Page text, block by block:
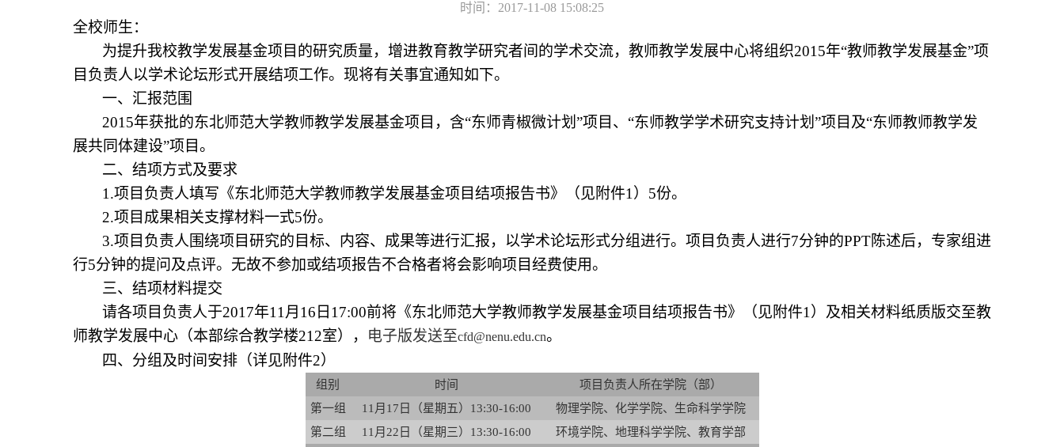
时间：2017-11-08 15:08:25
全校师生：
为提升我校教学发展基金项目的研究质量，增进教育教学研究者间的学术交流，教师教学发展中心将组织2015年“教师教学发展基金”项
目负责人以学术论坛形式开展结项工作。现将有关事宜通知如下。
一、汇报范围
2015年获批的东北师范大学教师教学发展基金项目，含“东师青椒微计划”项目、“东师教学学术研究支持计划”项目及“东师教师教学发
展共同体建设”项目。
二、结项方式及要求
1.项目负责人填写《东北师范大学教师教学发展基金项目结项报告书》（ 见附件1）5份。
2.项目成果相关支撑材料一式5份。
3.项目负责人围绕项目研究的目标、内容、成果等进行汇报，以学术论坛形式分组进行。项目负责人进行7分钟的PPT陈述后，专家组进
行5分钟的提问及点评。无故不参加或结项报告不合格者将会影响项目经费使用。
三、结项材料提交
请各项目负责人于2017年11月16日17:00前将《东北师范大学教师教学发展基金项目结项报告书》（见附件1）及相关材料纸质版交至教
师教学发展中心（本部综合教学楼212室）， 电子版发送至cfd@nenu.edu.cn。
四、分组及时间安排（详见附件2）
组别 时间
项目负责人所在学院（部）
第一组
11 月17日（星期五）13:30-16:00
物理学院、化学学院、生命科学学院
第二组
11 月22日（星期三）13:30-16:00 环境学院、地理科学学院、教育学部